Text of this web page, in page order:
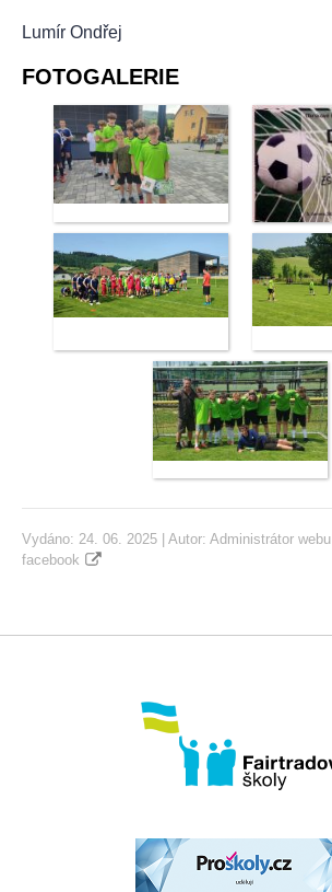
Lumír Ondřej
FOTOGALERIE
Vydáno: 24. 06. 2025 | Autor: Administrátor webu
facebook